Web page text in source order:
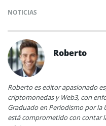
NOTICIAS
Roberto
Roberto es editor apasionado
criptomonedas y Web3, con
Graduado en Periodismo por la
está comprometido con contar